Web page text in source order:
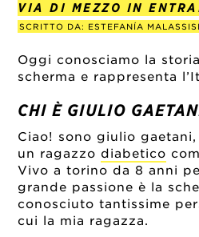
VIA DI MEZZO IN
SCRITTO DA: ESTEFANÍA MALASSISI
Oggi conosciamo la
scherma e rappresenta
CHI È GIULIO
Ciao! sono giulio
un ragazzo diabetico
Vivo a torino da 8 anni
grande passione è la
conosciuto tantissime
cui la mia ragazza.